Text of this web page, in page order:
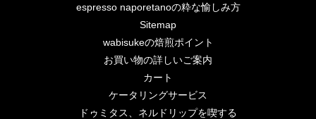
espresso naporetanoの粋な愉しみ方
Sitemap
wabisukeの焙煎ポイント
お買い物の詳しいご案内
カート
ケータリングサービス
ドゥミタス、ネルドリップを喫する